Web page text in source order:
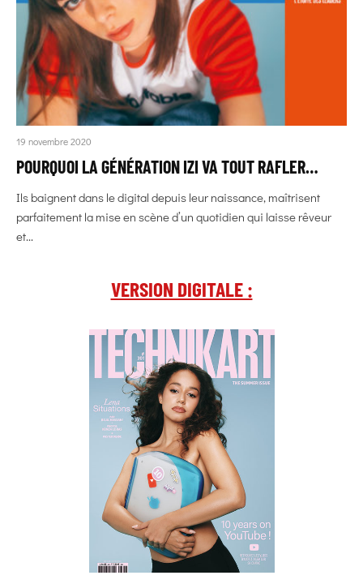
19 novembre 2020
POURQUOI LA GÉNÉRATION IZI VA TOUT RAFLER…
Ils baignent dans le digital depuis leur naissance, maîtrisent
parfaitement la mise en scène d’un quotidien qui laisse rêveur
et...
VERSION DIGITALE :